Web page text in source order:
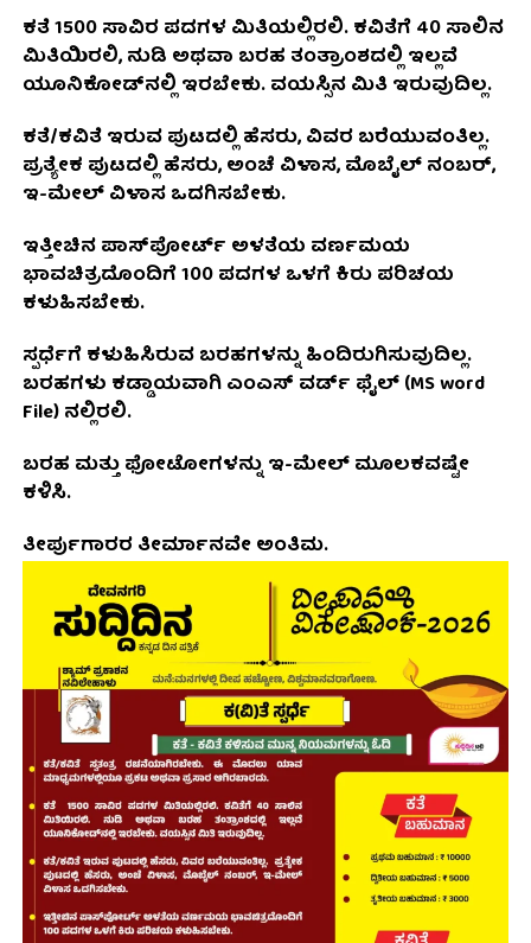
ಕತೆ 1500 ಸಾವಿರ ಪದಗಳ ಮಿತಿಯಲ್ಲಿರಲಿ. ಕವಿತೆಗೆ 40 ಸಾಲಿನ
ಮಿತಿಯಿರಲಿ, ನುಡಿ ಅಥವಾ ಬರಹ ತಂತ್ರಾಂಶದಲ್ಲಿ ಇಲ್ಲವೆ
ಯೂನಿಕೋಡ್‌ನಲ್ಲಿ ಇರಬೇಕು. ವಯಸ್ಸಿನ ಮಿತಿ ಇರುವುದಿಲ್ಲ.
ಕತೆ/ಕವಿತೆ ಇರುವ ಪುಟದಲ್ಲಿ ಹೆಸರು, ವಿವರ ಬರೆಯುವಂತಿಲ್ಲ.
ಪ್ರತ್ಯೇಕ ಪುಟದಲ್ಲಿ ಹೆಸರು, ಅಂಚೆ ವಿಳಾಸ, ಮೊಬೈಲ್ ನಂಬರ್,
ಇ-ಮೇಲ್ ವಿಳಾಸ ಒದಗಿಸಬೇಕು.
ಇತ್ತೀಚಿನ ಪಾಸ್‌ಪೋರ್ಟ್ ಅಳತೆಯ ವರ್ಣಮಯ
ಭಾವಚಿತ್ರದೊಂದಿಗೆ 100 ಪದಗಳ ಒಳಗೆ ಕಿರು ಪರಿಚಯ
ಕಳುಹಿಸಬೇಕು.
ಸ್ಪರ್ಧೆಗೆ ಕಳುಹಿಸಿರುವ ಬರಹಗಳನ್ನು ಹಿಂದಿರುಗಿಸುವುದಿಲ್ಲ.
ಬರಹಗಳು ಕಡ್ಡಾಯವಾಗಿ ಎಂಎಸ್ ವರ್ಡ್ ಫೈಲ್ (MS word
File) ನಲ್ಲಿರಲಿ.
ಬರಹ ಮತ್ತು ಫೋಟೋಗಳನ್ನು ಇ-ಮೇಲ್ ಮೂಲಕವಷ್ಟೇ
ಕಳಿಸಿ.
ತೀರ್ಪುಗಾರರ ತೀರ್ಮಾನವೇ ಅಂತಿಮ.